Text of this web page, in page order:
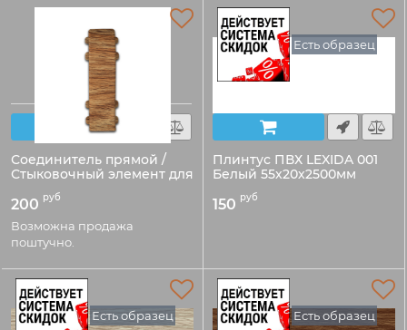
Соединитель прямой /
Стыковочный элемент для
плинтуса ПВХ LEXIDA
55мм
Код товара:
54142
200 руб
Возможна продажа
поштучно.
Есть образец
Плинтус ПВХ LEXIDA 001
Белый 55х20х2500мм
Код товара:
541001
150 руб
Есть образец Есть образец